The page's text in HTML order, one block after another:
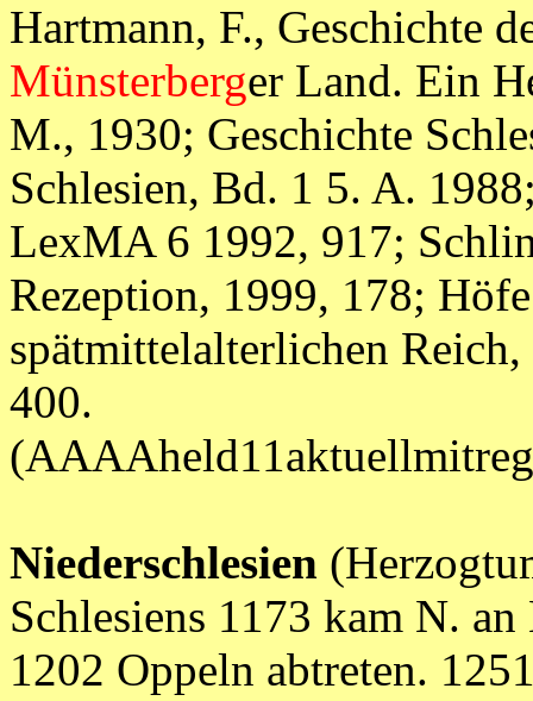
Hartmann, F., Geschichte
Münsterberger Land. Ein
M., 1930; Geschichte
Schlesien, Bd. 1 5. A.
LexMA 6 1992, 917;
Rezeption, 1999, 178;
spätmittelalterlichen
400.
Niederschlesien
Schlesiens 1173 kam N.
1202 Oppeln abtreten.